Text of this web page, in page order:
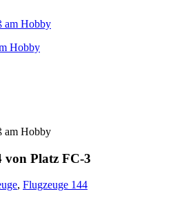
Hobby
Platz FC-3
, Flugzeuge 144